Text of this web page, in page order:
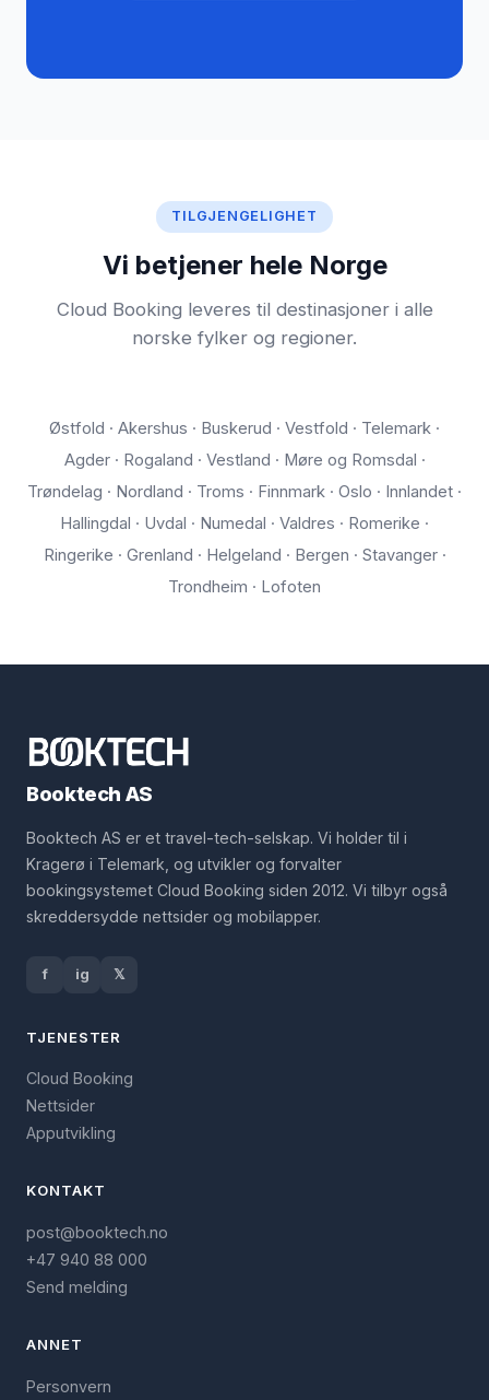
TILGJENGELIGHET
Vi betjener hele Norge
Cloud Booking leveres til destinasjoner i alle
norske fylker og regioner.
Østfold · Akershus · Buskerud · Vestfold · Telemark ·
Agder · Rogaland · Vestland · Møre og Romsdal ·
Trøndelag · Nordland · Troms · Finnmark · Oslo · Innlandet ·
Hallingdal · Uvdal · Numedal · Valdres · Romerike ·
Ringerike · Grenland · Helgeland · Bergen · Stavanger ·
Trondheim · Lofoten
Booktech AS
Booktech AS er et travel-tech-selskap. Vi holder til i
Kragerø i Telemark, og utvikler og forvalter
bookingsystemet Cloud Booking siden 2012. Vi tilbyr også
skreddersydde nettsider og mobilapper.
f ig 𝕏
TJENESTER
Cloud Booking
Nettsider
Apputvikling
KONTAKT
post@booktech.no
+47 940 88 000
Send melding
ANNET
Personvern